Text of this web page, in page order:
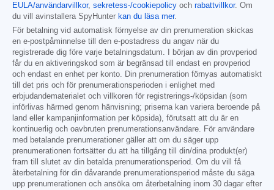
EULA/användarvillkor, sekretess-/cookiepolicy och rabattvillkor. Om
du vill avinstallera SpyHunter kan du läsa mer.
För betalning vid automatisk förnyelse av din prenumeration skickas
en e-postpåminnelse till den e-postadress du angav när du
registrerade dig före varje betalningsdatum. I början av din provperiod
får du en aktiveringskod som är begränsad till endast en provperiod
och endast en enhet per konto. Din prenumeration förnyas automatiskt
till det pris och för prenumerationsperioden i enlighet med
erbjudandematerialet och villkoren för registrerings-/köpsidan (som
införlivas härmed genom hänvisning; priserna kan variera beroende på
land eller kampanjinformation per köpsida), förutsatt att du är en
kontinuerlig och oavbruten prenumerationsanvändare. För användare
med betalande prenumerationer gäller att om du säger upp
prenumerationen fortsätter du att ha tillgång till din/dina produkt(er)
fram till slutet av din betalda prenumerationsperiod. Om du vill få
återbetalning för din dåvarande prenumerationsperiod måste du säga
upp prenumerationen och ansöka om återbetalning inom 30 dagar efter